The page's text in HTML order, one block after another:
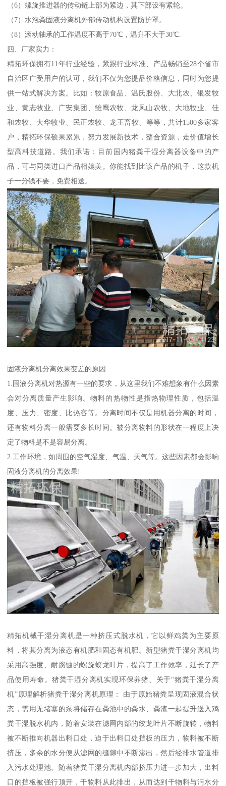
（6）螺旋推进器的传动链上部为紧边，其下部设有紧轮。
（7）水泡粪固液分离机外部传动机构设置防护罩。
（8）滚动轴承的工作温度不高于70℃，温升不大于30℃.
四、厂家实力：
精拓环保拥有11年行业经验，紧跟行业标准、产品畅销至28个省市
自治区广受用户的认可，我们不仅为您提品价格信息，同时为您提
供一站式解决方案。比如：牧原食品、温氏股份、大北农、银发牧
业、黄志牧业、广安集团、雏鹰农牧、龙凤山农牧、大地牧业、佳
和农牧、大华牧业、民正农牧、龙王畜牧、等等，共计1500多家客
户，精拓环保硕果累累，努力发展新技术，整合资源，走价值增长
型高科技道路。我们承诺：目前国内猪粪干湿分离器设备中的产
品，可与同类进口产品相媲美。你能找到比该产品的机子，这款机
子一分钱不要，免费相送。
固液分离机分离效果变差的原因
1.固液分离机对热源有一些的要求，从这里我们不难想象有什么因素
会对分离质量产生影响。物料的热物性是指热物理性质，包括温
度、压力、密度、比热容等。分离时间不仅是用机器分离的时间，
还有物料分离一般需要多长时间。被分离物料的形状在一程度上决
定了物料是不是容易分离。
2.工作环境，如周围的空气湿度、气温、天气等。这些因素都会影响
固液分离机的分离效果!
精拓机械干湿分离机是一种挤压式脱水机，它以鲜鸡粪为主要原
料，将其分离为液态有机肥和固态有机肥。新型猪粪干湿分离机均
采用高强度、耐腐蚀的螺旋蛟龙叶片，提高了工作效率，延长了产
品使用寿命。猪粪干湿分离机实现环保养猪、关于“猪粪干湿分离
机”原理解析猪粪干湿分离机原理： 由于原始猪粪呈现固液混合状
态，需用无堵塞的泵将储存在粪池中的粪水、粪渣一起提升送入鸡
粪干湿脱水机内，随着安装在滤网内部的绞龙叶片不断旋转，物料
被不断推向机器出料口处，迫于出料口处挡板的压力，物料被不断
挤压，多余的水分便从滤网的缝隙中不断渗出，然后经排水管道排
入污水处理池。随着猪粪干湿分离机内部挤压力进一步加大，出料
口的挡板被强行顶开，干物料从此排出，从而达到干物料与污水分